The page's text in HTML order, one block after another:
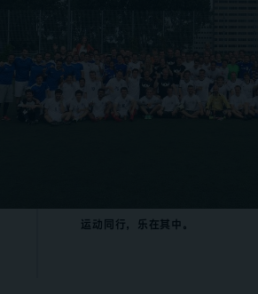
运动同行，乐在其中。